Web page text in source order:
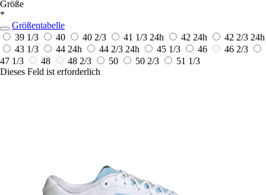
Größe
*
Größentabelle
39 1/3
40 40 2/3 41 1/3 24h 42 24h 42 2/3 24h
43 1/3
44 24h 44 2/3 24h 45 1/3 46
46 2/3
47 1/3
48 48 2/3 50 50 2/3
51 1/3
Dieses Feld ist erforderlich